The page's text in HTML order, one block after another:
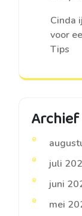
Cinda
voor
Tips
Archief
juli
juni
mei